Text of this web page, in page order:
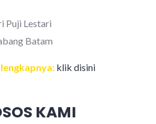
Puji Lestari
Batam
klik disini
KAMI